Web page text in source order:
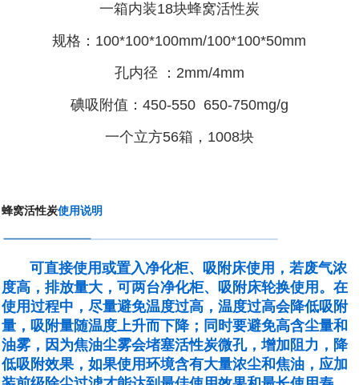
一箱内装18块蜂窝活性炭
规格：100*100*100mm/100*100*50mm
孔内径 ：2mm/4mm
碘吸附值：450-550 650-750mg/g
一个立方56箱，1008块
蜂窝活性炭使用说明
可直接使用或置入净化柜、吸附床使用，若废气浓
度高，排放量大，可两台净化柜、吸附床轮换使用。在
使用过程中，尽量避免温度过高，温度过高会降低吸附
量，吸附量随温度上升而下降；同时要避免高含尘量和
油雾，因为焦油尘雾会堵塞活性炭微孔，增加阻力，降
低吸附效果，如果使用环境含有大量浓尘和焦油，应加